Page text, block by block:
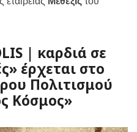
| καρδιά σε
έρχεται στο
Πολιτισμού
Κόσμος»